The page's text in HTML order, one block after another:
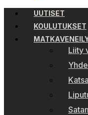
UUTISET
KOULUTUKSET
Liity